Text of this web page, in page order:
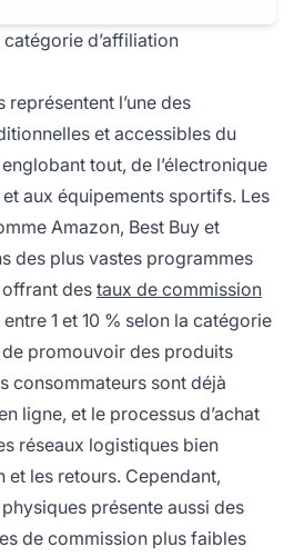
d’affiliation
l’une des
et accessibles du
tout, de l’électronique
aux équipements sportifs. Les
Amazon, Best Buy et
des plus vastes programmes
des taux de commission
1 et 10 % selon la catégorie
de promouvoir des produits
consommateurs sont déjà
ligne, et le processus d’achat
réseaux logistiques bien
les retours. Cependant,
présente aussi des
de commission plus faibles